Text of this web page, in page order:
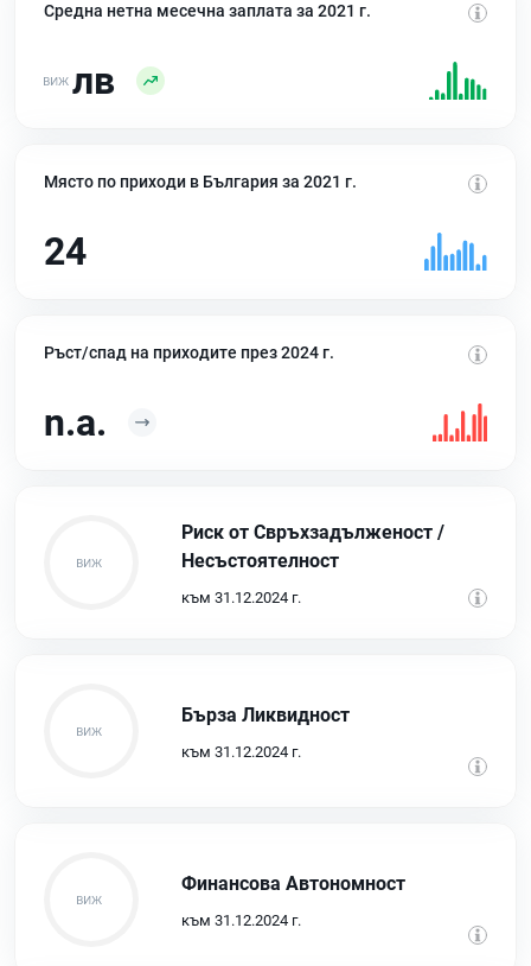
Средна нетна месечна заплата за 2021 г.
лв
Място по приходи в България за 2021 г.
24
Ръст/спад на приходите през 2024 г.
n.a.
Риск от Свръхзадълженост /
Несъстоятелност
към 31.12.2024 г.
Бърза Ликвидност
към 31.12.2024 г.
Финансова Автономност
към 31.12.2024 г.